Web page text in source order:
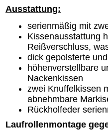
Ausstattung:
serienmäßig mit
Kissenausstattung
Reißverschluss,
dick gepolsterte
höhenverstellbare
Nackenkissen
zwei Knuffelkissen
abnehmbare
Rückholfeder
Laufrollenmontage